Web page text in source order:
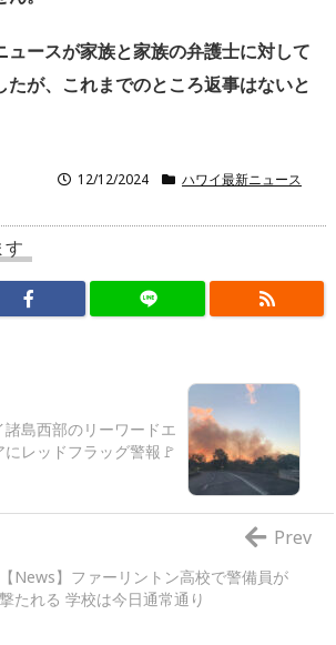
ュースが家族と家族の弁護士に対して
たが、これまでのところ返事はないと
12/12/2024 ハワイ最新ニュース
す
諸島西部のリーワードエ
にレッドフラッグ警報🚩
【News】ファーリントン高校で警備員が
撃たれる 学校は今日通常通り
Prev